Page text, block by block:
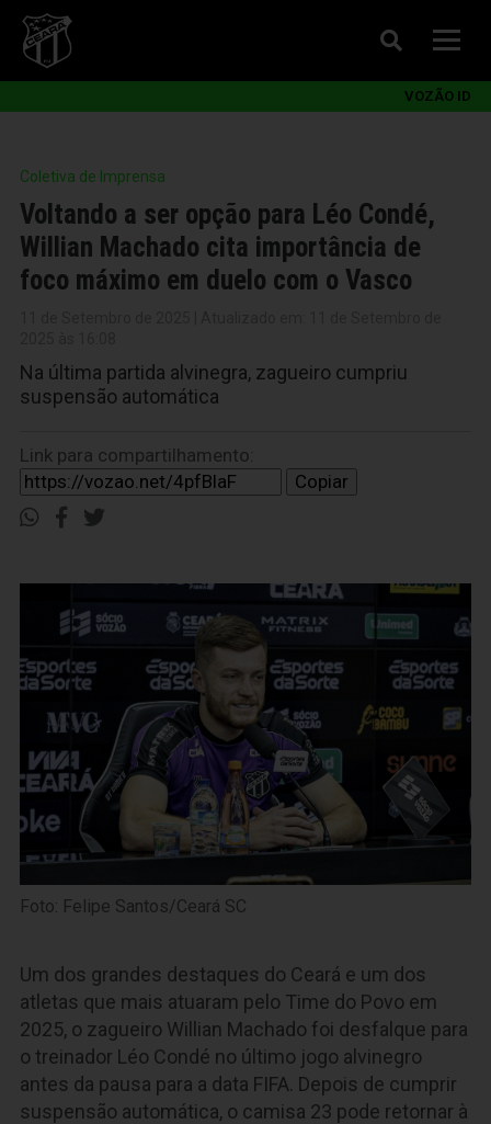
VOZÃO ID
Coletiva de Imprensa
Voltando a ser opção para Léo Condé,
Willian Machado cita importância de
foco máximo em duelo com o Vasco
Na última partida alvinegra, zagueiro cumpriu
suspensão automática
Link para compartilhamento:
Copiar
Foto: Felipe Santos/Ceará SC
Um dos grandes destaques do Ceará e um dos
atletas que mais atuaram pelo Time do Povo em
2025, o zagueiro Willian Machado foi desfalque para
o treinador Léo Condé no último jogo alvinegro
antes da pausa para a data FIFA. Depois de cumprir
suspensão automática, o camisa 23 pode retornar à